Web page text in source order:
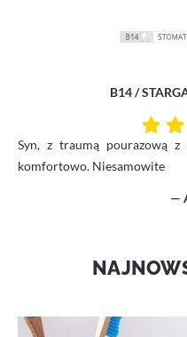
B14 /
Syn, z traumą pourazową z
komfortowo. Niesamowite
—